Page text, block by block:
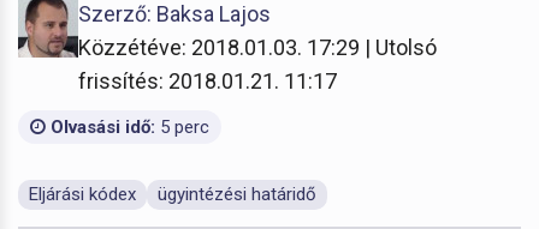
Szerző: Baksa Lajos
Közzétéve: 2018.01.03. 17:29 | Utolsó
frissítés: 2018.01.21. 11:17
Olvasási idő: 5 perc
Eljárási kódex ügyintézési határidő